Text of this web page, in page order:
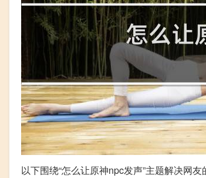
以下围绕“怎么让原神npc发声”主题解决网友